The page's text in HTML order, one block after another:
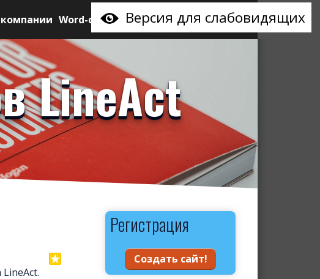
Версия для слабовидящих
Word-сайт
LineAct
Регистрация